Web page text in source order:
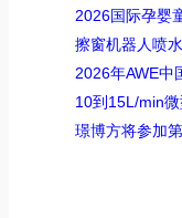
2026国际孕婴
擦窗机器人喷
2026年AWE中
10到15L/min
璟博方将参加